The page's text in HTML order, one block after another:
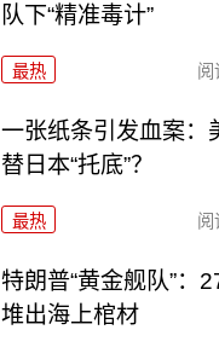
队下“精准毒计”
最热 阅
一张纸条引发血案：
替日本“托底”？
最热 阅
特朗普“黄金舰队”：
堆出海上棺材